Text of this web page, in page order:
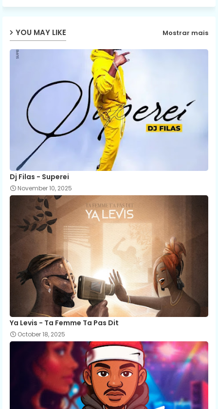
YOU MAY LIKE Mostrar mais
Dj Filas - Superei
November 10, 2025
Ya Levis - Ta Femme Ta Pas Dit
October 18, 2025